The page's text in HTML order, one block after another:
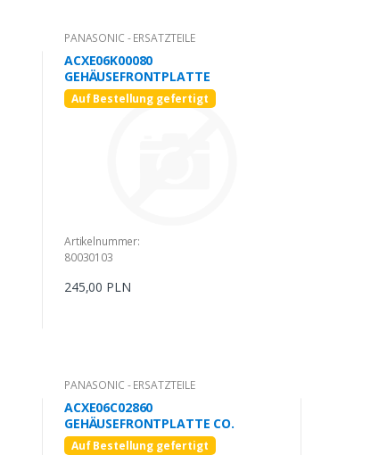
PANASONIC - ERSATZTEILE
ACXE06K00080
GEHÄUSEFRONTPLATTE
Auf Bestellung gefertigt
Artikelnummer:
80030103
245,00 PLN
PANASONIC - ERSATZTEILE
ACXE06C02860
GEHÄUSEFRONTPLATTE CO.
Auf Bestellung gefertigt